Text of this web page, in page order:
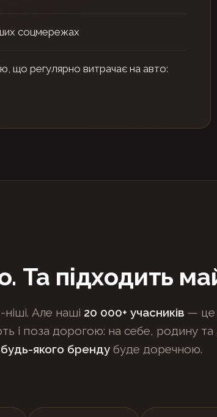
соцмережах
що регулярно витрачає на авто:
Та підходить
Але наші 20 000+ учасників — це
і поза дорогою: на себе, родину та
якого бренду буде доречною.